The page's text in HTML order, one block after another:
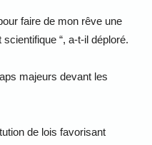
faire de mon rêve une
“, a-t-il déploré.
majeurs devant les
de lois favorisant